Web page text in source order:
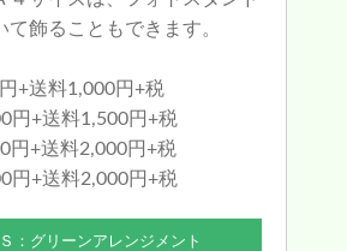
て飾ることもできます。
+送料1,000円+税
円+送料1,500円+税
円+送料2,000円+税
円+送料2,000円+税
：グリーンアレンジメント